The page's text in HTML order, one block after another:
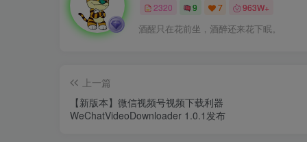
2320 9 7 963W+
酒醒只在花前坐，酒醉还来花下眠。
上一篇
【新版本】微信视频号视频下载利器
WeChatVideoDownloader 1.0.1发布